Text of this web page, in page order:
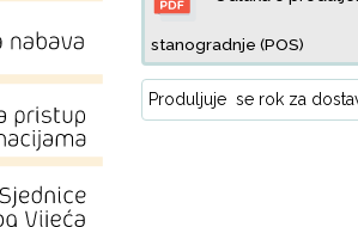
stanogradnje (POS)
Produljuje se rok za